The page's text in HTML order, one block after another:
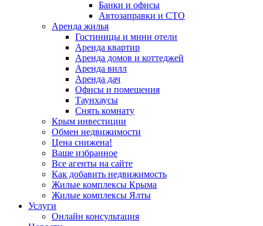
Банки и офисы
Автозаправки и СТО
Аренда жилья
Гостиницы и мини отели
Аренда квартир
Аренда домов и коттеджей
Аренда вилл
Аренда дач
Офисы и помещения
Таунхаусы
Снять комнату
Крым инвестиции
Обмен недвижимости
Цена снижена!
Ваше избранное
Все агенты на сайте
Как добавить недвижимость
Жилые комплексы Крыма
Жилые комплексы Ялты
Услуги
Онлайн консультация